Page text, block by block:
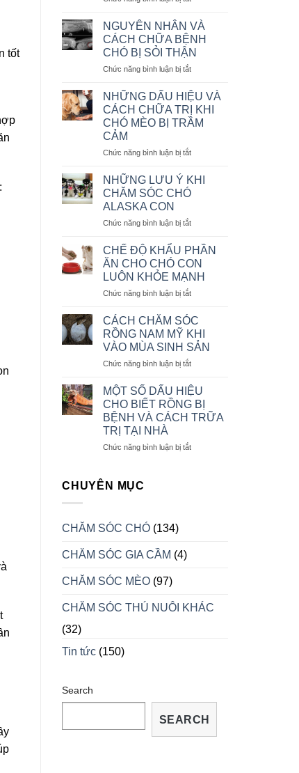
tốt
BAY
KHÔNG?
CÁCH
HUẤN
LUYỆN
CHÓ
NGỒI
THEO
MỆNH
LỆNH
NGUYÊN NHÂN VÀ
CÁCH CHỮA BỆNH
CHÓ BỊ SỎI THẬN
Chức năng bình luận bị tắtở
NHÂN
VÀ
CÁCH
CHỮA
CHÓ
SỎI
NHỮNG DẤU HIỆU VÀ
CÁCH CHỮA TRỊ KHI
CHÓ MÈO BỊ TRẦM
CẢM
Chức năng bình luận bị tắtở
DẤU
CHỮA
KHI
CHÓ
BỊ
TRẦM
NHỮNG LƯU Ý KHI
CHĂM SÓC CHÓ
ALASKA CON
Chức năng bình luận bị tắtở
LƯU
Ý
KHI
CHĂM
SÓC
ALASKA
CON
CHẾ ĐỘ KHẨU PHẦN
ĂN CHO CHÓ CON
LUÔN KHỎE MẠNH
Chức năng bình luận bị tắtở
ĐỘ
KHẨU
PHẦN
ĂN
CHO
CON
LUÔN
KHỎE
MẠNH
CÁCH CHĂM SÓC
RỒNG NAM MỸ KHI
VÀO MÙA SINH SẢN
Chức năng bình luận bị tắtở
CHĂM
SÓC
RỒNG
NAM
KHI
MỘT SỐ DẤU HIỆU
CHO BIẾT RỒNG BỊ
BỆNH VÀ CÁCH TRỮA
TRỊ TẠI NHÀ
Chức năng bình luận bị tắtở
TRỊ
TẠI
CHUYÊN MỤC
CHĂM SÓC CHÓ (134)
CHĂM SÓC GIA CẦM (4)
CHĂM SÓC MÈO (97)
CHĂM SÓC THÚ NUÔI KHÁC
(32)
Tin tức (150)
Search
SEARCH